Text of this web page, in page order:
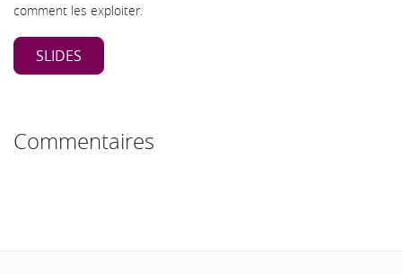
comment les exploiter.
SLIDES
Commentaires